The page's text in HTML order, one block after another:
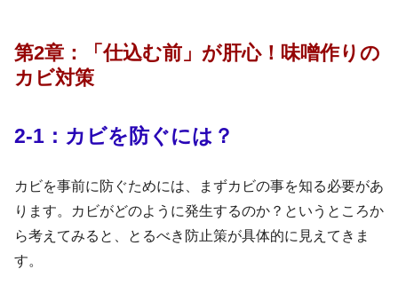
第2章：
「仕込む前」が肝心！味噌作りの
カビ対策
2-1：カビを防ぐには？
カビを事前に防ぐためには、まずカビの事を知る必要があ
ります。カビがどのように発生するのか？というところか
ら考えてみると、とるべき防止策が具体的に見えてきま
す。